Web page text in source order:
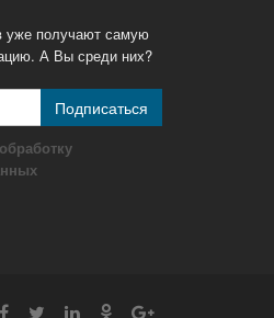
уже получают самую
А Вы среди них?
Подписаться